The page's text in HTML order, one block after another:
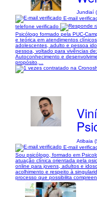
Jundiaí
E-mail
telefone verificado
Psicólogo formado pela PUC-
e teórica em atendimentos
adolescentes, adulto e pessoa
pessoa, voltado para vivências
Autoconhecimento e
propósito,...
Atibaia
E-mail
Sou psicólogo, formado em
atuação clínica orientada pela
online para jovens, adultos e
acolhimento e respeito à
processo que possibilita